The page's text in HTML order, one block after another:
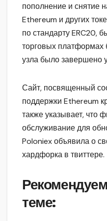
пополнение и снятие
Ethereum и других
по стандарту ERC20,
торговых платформах
узла было завершено
Сайт, посвященный
поддержки Ethereum
также указывает, что
обслуживание для
Poloniex объявила о
хардфорка в твиттере.
теме: